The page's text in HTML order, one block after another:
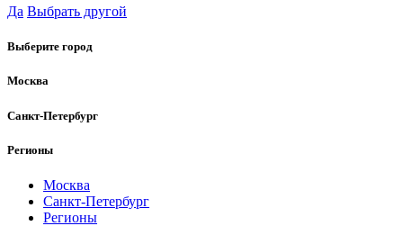
Да Выбрать другой
Выберите город
Москва
Санкт-Петербург
Регионы
Москва
Санкт-Петербург
Регионы